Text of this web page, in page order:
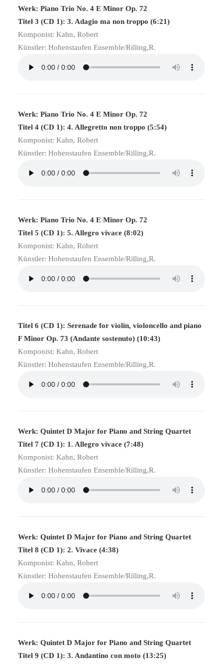
Werk: Piano Trio No. 4 E Minor Op. 72
Titel 3 (CD 1): 3. Adagio ma non troppo (6:21)
Komponist: Kahn, Robert
Künstler: Hohenstaufen Ensemble/Rilling,R.
Werk: Piano Trio No. 4 E Minor Op. 72
Titel 4 (CD 1): 4. Allegretto non troppo (5:54)
Komponist: Kahn, Robert
Künstler: Hohenstaufen Ensemble/Rilling,R.
Werk: Piano Trio No. 4 E Minor Op. 72
Titel 5 (CD 1): 5. Allegro vivace (8:02)
Komponist: Kahn, Robert
Künstler: Hohenstaufen Ensemble/Rilling,R.
Titel 6 (CD 1): Serenade for violin, violoncello and piano
F Minor Op. 73 (Andante sostenuto) (10:43)
Komponist: Kahn, Robert
Künstler: Hohenstaufen Ensemble/Rilling,R.
Werk: Quintet D Major for Piano and String Quartet
Titel 7 (CD 1): 1. Allegro vivace (7:48)
Komponist: Kahn, Robert
Künstler: Hohenstaufen Ensemble/Rilling,R.
Werk: Quintet D Major for Piano and String Quartet
Titel 8 (CD 1): 2. Vivace (4:38)
Komponist: Kahn, Robert
Künstler: Hohenstaufen Ensemble/Rilling,R.
Werk: Quintet D Major for Piano and String Quartet
Titel 9 (CD 1): 3. Andantino con moto (13:25)